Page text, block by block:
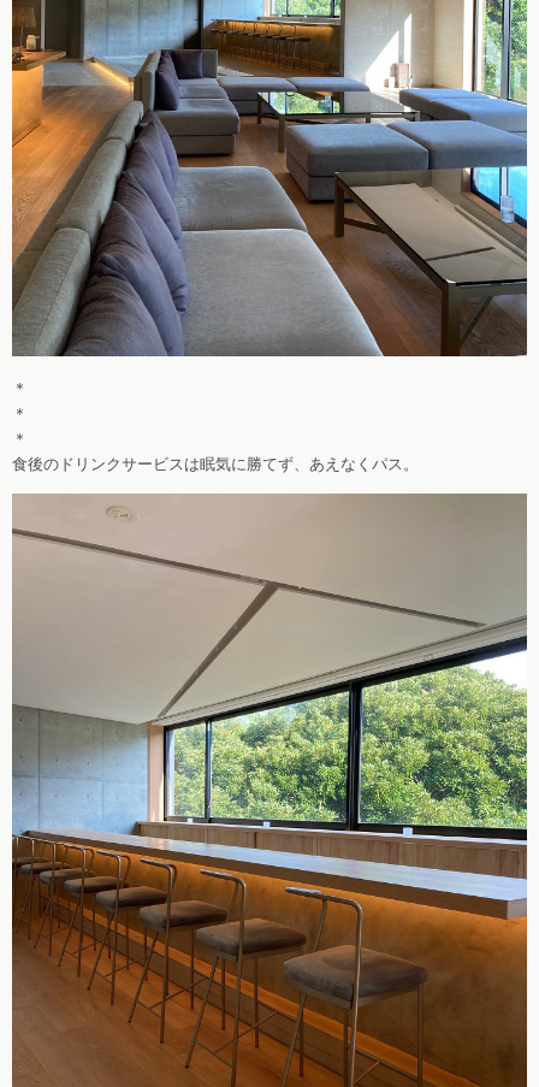
＊
＊
＊
食後のドリンクサービスは眠気に勝てず、あえなくパス。